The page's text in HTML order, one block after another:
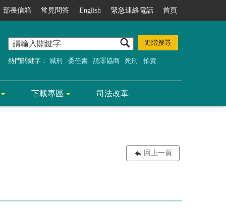
部長信箱 常見問答 English 緊急連絡電話 首頁
熱門關鍵字： 減刑 委任書 認罪協商 死刑 拍賣
下載專區 司法改革
回上一頁